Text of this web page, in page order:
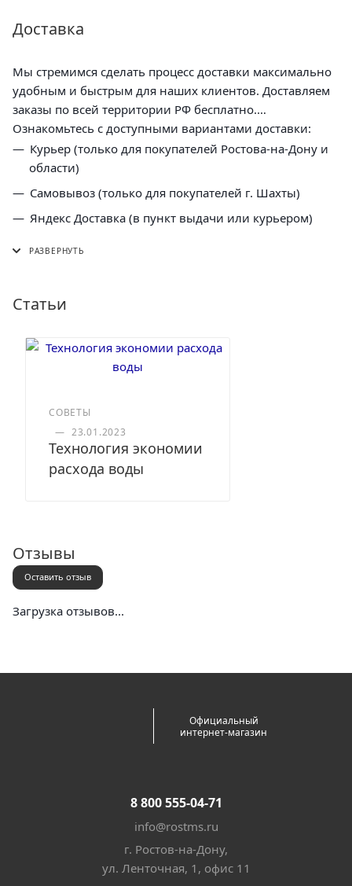
Доставка
Мы стремимся сделать процесс доставки максимально
удобным и быстрым для наших клиентов. Доставляем
заказы по всей территории РФ бесплатно.
Ознакомьтесь с доступными вариантами доставки:
Курьер (только для покупателей Ростова-на-Дону и
области)
Самовывоз (только для покупателей г. Шахты)
Яндекс Доставка (в пункт выдачи или курьером)
Статьи
СОВЕТЫ
— 23.01.2023
Технология экономии
расхода воды
Отзывы
Оставить отзыв
Загрузка отзывов...
Официальный
интернет-магазин
8 800 555-04-71
info@rostms.ru
г. Ростов-на-Дону,
ул. Ленточная, 1, офис 11